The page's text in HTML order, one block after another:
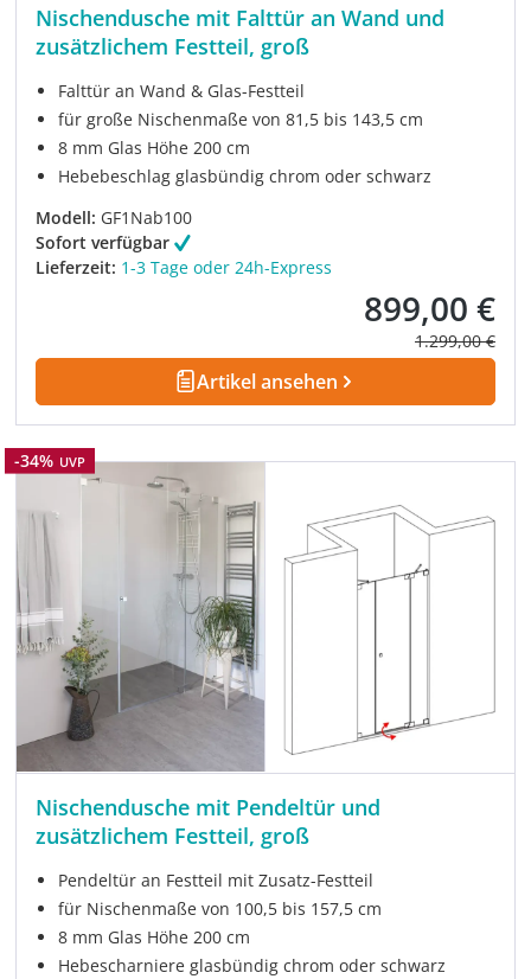
Nischendusche mit Falttür an Wand und
zusätzlichem Festteil, groß
Falttür an Wand & Glas-Festteil
für große Nischenmaße von 81,5 bis 143,5 cm
8 mm Glas Höhe 200 cm
Hebebeschlag glasbündig chrom oder schwarz
Modell: GF1Nab100
Sofort verfügbar
Lieferzeit: 1-3 Tage oder 24h-Express
Verkaufspreis:
899,00 €
Regulärer
1.299,00 €
Artikel ansehen
Rabatt
-34% UVP
Nischendusche mit Pendeltür und
zusätzlichem Festteil, groß
Pendeltür an Festteil mit Zusatz-Festteil
für Nischenmaße von 100,5 bis 157,5 cm
8 mm Glas Höhe 200 cm
Hebescharniere glasbündig chrom oder schwarz